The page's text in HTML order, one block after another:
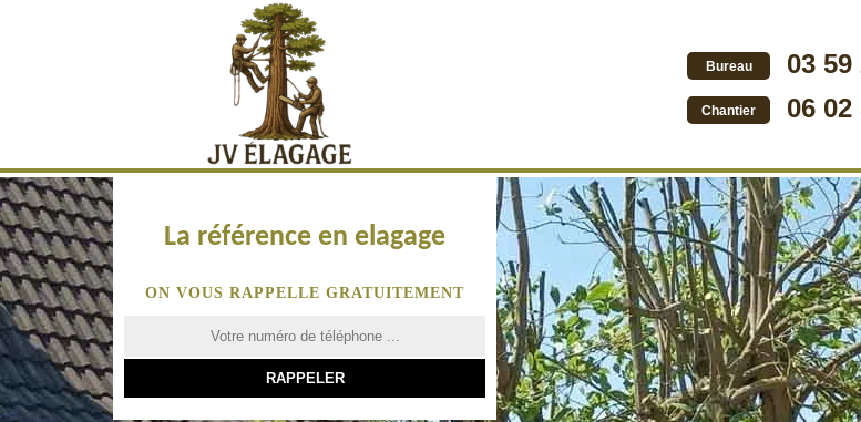
Bureau 03 59
Chantier 06 02
La référence en elagage
ON VOUS RAPPELLE GRATUITEMENT